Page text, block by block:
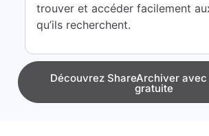
trouver et accéder facilement
qu’ils recherchent.
Découvrez ShareArchiver avec
gratuite